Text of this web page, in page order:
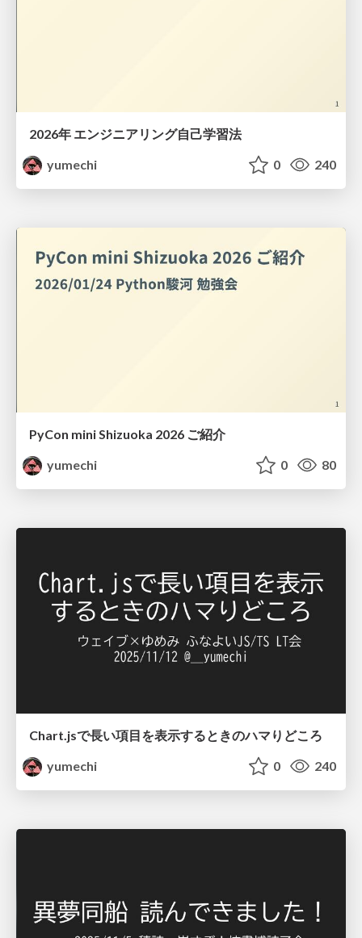
2026年 エンジニアリング自己学習法
yumechi
0 240
PyCon mini Shizuoka 2026 ご紹介
yumechi
0 80
Chart.jsで長い項目を表示するときのハマりどころ
yumechi
0 240